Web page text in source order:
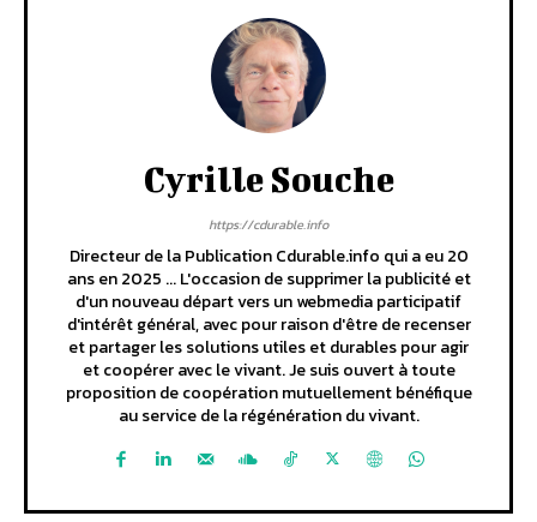
Cyrille Souche
https://cdurable.info
Directeur de la Publication Cdurable.info qui a eu 20
ans en 2025 ... L'occasion de supprimer la publicité et
d'un nouveau départ vers un webmedia participatif
d'intérêt général, avec pour raison d'être de recenser
et partager les solutions utiles et durables pour agir
et coopérer avec le vivant. Je suis ouvert à toute
proposition de coopération mutuellement bénéfique
au service de la régénération du vivant.